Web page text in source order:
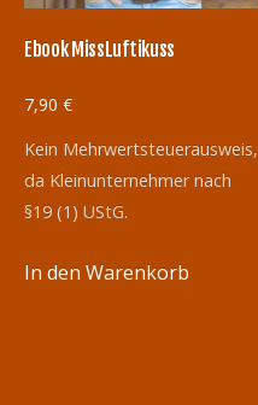
Ebook MissLuftikuss
7,90 €
Kein Mehrwertsteuerausweis,
da Kleinunternehmer nach
§19 (1) UStG.
In den Warenkorb